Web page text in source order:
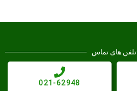
تلفن های تماس
021-62948